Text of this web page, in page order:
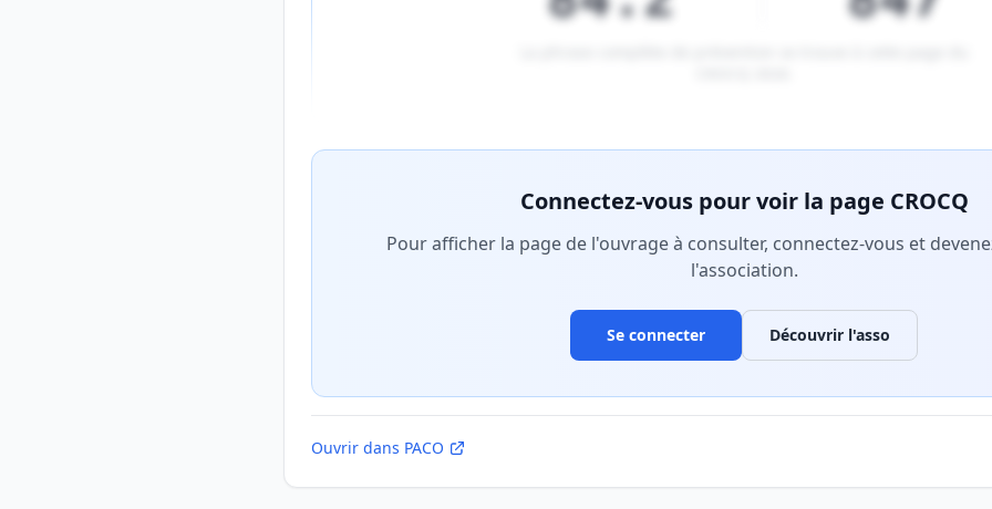
Connectez-vous pour voir la page CROCQ
Pour afficher la page de l'ouvrage à consulter, connectez-vous et
l'association.
Se connecter Découvrir l'asso
Ouvrir dans PACO